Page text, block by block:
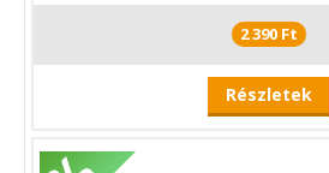
2 390 Ft
Részletek